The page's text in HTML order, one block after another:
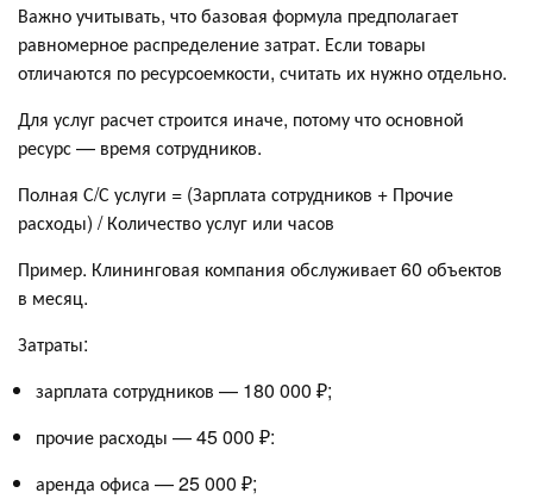
Важно учитывать, что базовая формула предполагает
равномерное распределение затрат. Если товары
отличаются по ресурсоемкости, считать их нужно отдельно.
Для услуг расчет строится иначе, потому что основной
ресурс — время сотрудников.
Полная С/С услуги = (Зарплата сотрудников + Прочие
расходы) / Количество услуг или часов
Пример. Клининговая компания обслуживает 60 объектов
в месяц.
Затраты:
зарплата сотрудников — 180 000 ₽;
прочие расходы — 45 000 ₽:
аренда офиса — 25 000 ₽;